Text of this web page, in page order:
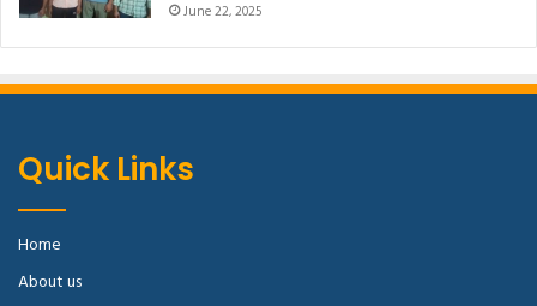
June 22, 2025
Quick Links
Home
About us